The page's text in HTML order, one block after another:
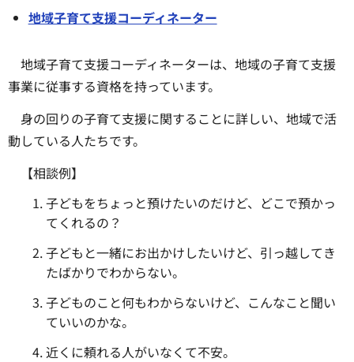
地域子育て支援コーディネーター
地域子育て支援コーディネーターは、地域の子育て支援
事業に従事する資格を持っています。
身の回りの子育て支援に関することに詳しい、地域で活
動している人たちです。
【相談例】
子どもをちょっと預けたいのだけど、どこで預かっ
てくれるの？
子どもと一緒にお出かけしたいけど、引っ越してき
たばかりでわからない。
子どものこと何もわからないけど、こんなこと聞い
ていいのかな。
近くに頼れる人がいなくて不安。